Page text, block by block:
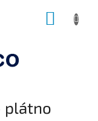
plátno